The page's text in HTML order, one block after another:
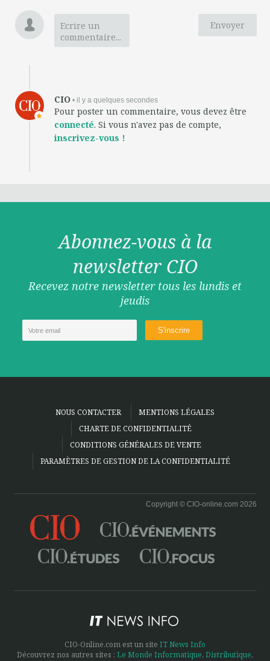
Envoyer
Ecrire un
commentaire...
CIO • il y a quelques secondes
Pour poster un commentaire, vous devez être
connecté. Si vous n'avez pas de compte,
inscrivez-vous !
Abonnez-vous à la
newsletter CIO
Recevez notre newsletter tous les lundis et
jeudis
NOUS CONTACTER
MENTIONS LÉGALES
CHARTE DE CONFIDENTIALITÉ
CONDITIONS GÉNÉRALES DE VENTE
PARAMÈTRES DE GESTION DE LA CONFIDENTIALITÉ
Copyright © CIO-online.com 2026
CIO-Online.com est un site IT News Info
Découvrez nos autres sites : Le Monde Informatique, Distributique,